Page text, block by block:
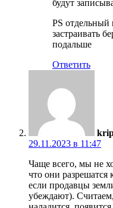
будут
PS
застраивать
подальше
Ответить
29.11.2023 в 11:47
Чаще всего, мы не
что они разрешатся
если продавцы
убеждают).